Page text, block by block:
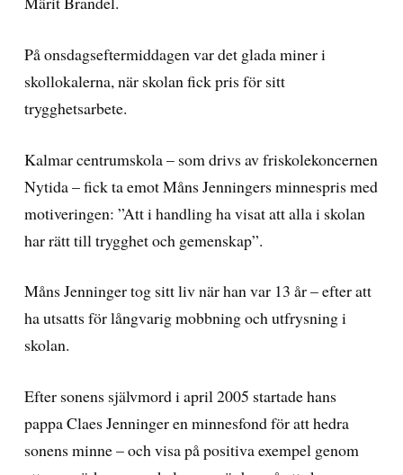
På onsdagseftermiddagen var det glada miner i
skollokalerna, när skolan fick pris för sitt
trygghetsarbete.
Kalmar centrumskola – som drivs av friskolekoncernen
Nytida – fick ta emot Måns Jenningers minnespris med
motiveringen: ”Att i handling ha visat att alla i skolan
har rätt till trygghet och gemenskap”.
Måns Jenninger tog sitt liv när han var 13 år – efter att
ha utsatts för långvarig mobbning och utfrysning i
skolan.
Efter sonens självmord i april 2005 startade hans
pappa Claes Jenninger en minnesfond för att hedra
sonens minne – och visa på positiva exempel genom